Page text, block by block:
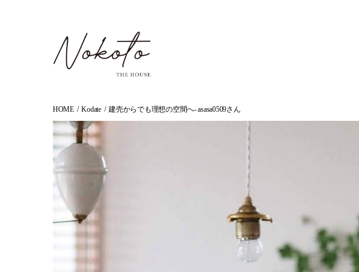
HOME Kodate 建売からでも理想の空間へ- asasa0509さん